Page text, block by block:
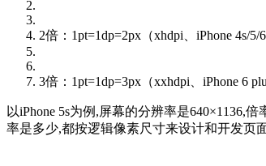
2倍：1pt=1dp=2px（xhdpi、iPhone 4s/5/6
3倍：1pt=1dp=3px（xxhdpi、iPhone 6
以iPhone 5s为例,屏幕的分辨率是640×1136,
率是多少,都按逻辑像素尺寸来设计和开发页